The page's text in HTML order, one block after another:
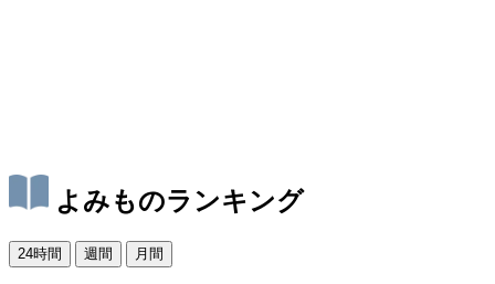
よみものランキング
24時間 週間 月間